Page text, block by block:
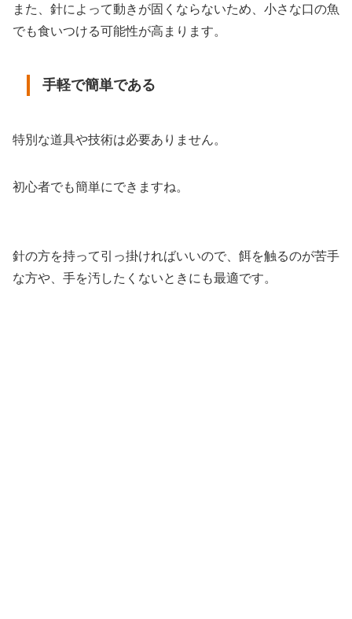
また、針によって動きが固くならないため、小さな口の魚
でも食いつける可能性が高まります。
手軽で簡単である
特別な道具や技術は必要ありません。
初心者でも簡単にできますね。
針の方を持って引っ掛ければいいので、餌を触るのが苦手
な方や、手を汚したくないときにも最適です。